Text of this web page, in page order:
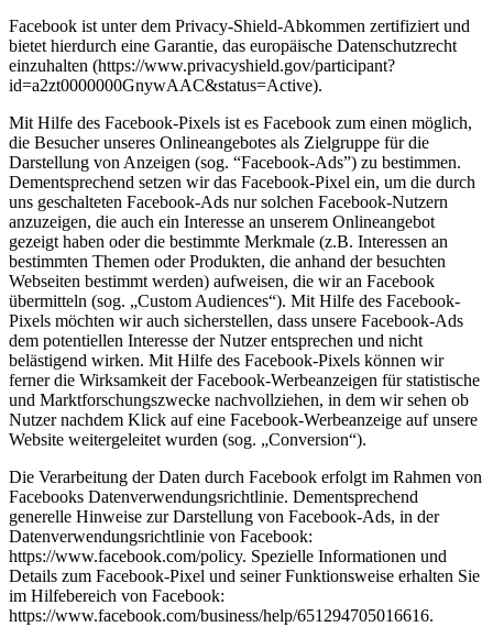
Facebook ist unter dem Privacy-Shield-Abkommen zertifiziert und
bietet hierdurch eine Garantie, das europäische Datenschutzrecht
einzuhalten (https://www.privacyshield.gov/participant?
id=a2zt0000000GnywAAC&status=Active).
Mit Hilfe des Facebook-Pixels ist es Facebook zum einen möglich,
die Besucher unseres Onlineangebotes als Zielgruppe für die
Darstellung von Anzeigen (sog. “Facebook-Ads”) zu bestimmen.
Dementsprechend setzen wir das Facebook-Pixel ein, um die durch
uns geschalteten Facebook-Ads nur solchen Facebook-Nutzern
anzuzeigen, die auch ein Interesse an unserem Onlineangebot
gezeigt haben oder die bestimmte Merkmale (z.B. Interessen an
bestimmten Themen oder Produkten, die anhand der besuchten
Webseiten bestimmt werden) aufweisen, die wir an Facebook
übermitteln (sog. „Custom Audiences“). Mit Hilfe des Facebook-
Pixels möchten wir auch sicherstellen, dass unsere Facebook-Ads
dem potentiellen Interesse der Nutzer entsprechen und nicht
belästigend wirken. Mit Hilfe des Facebook-Pixels können wir
ferner die Wirksamkeit der Facebook-Werbeanzeigen für statistische
und Marktforschungszwecke nachvollziehen, in dem wir sehen ob
Nutzer nachdem Klick auf eine Facebook-Werbeanzeige auf unsere
Website weitergeleitet wurden (sog. „Conversion“).
Die Verarbeitung der Daten durch Facebook erfolgt im Rahmen von
Facebooks Datenverwendungsrichtlinie. Dementsprechend
generelle Hinweise zur Darstellung von Facebook-Ads, in der
Datenverwendungsrichtlinie von Facebook:
https://www.facebook.com/policy. Spezielle Informationen und
Details zum Facebook-Pixel und seiner Funktionsweise erhalten Sie
im Hilfebereich von Facebook:
https://www.facebook.com/business/help/651294705016616.